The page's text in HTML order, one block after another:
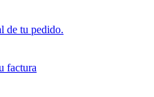
de tu pedido.
factura